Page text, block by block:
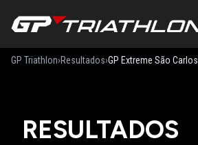
GP Triathlon›Resultados›GP Extreme São Carlos
RESULTADOS